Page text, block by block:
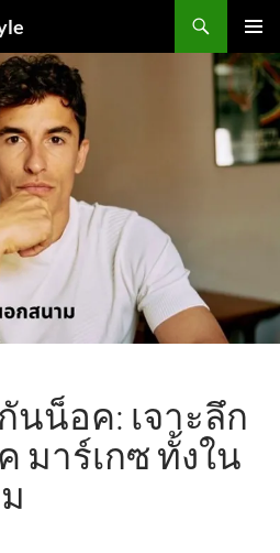
MENU
น็อค: เจาะลึก
มาร์เกซ ทั้งใน